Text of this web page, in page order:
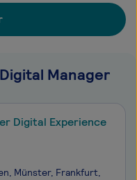
Manager
Digital Experience
Münster, Frankfurt,